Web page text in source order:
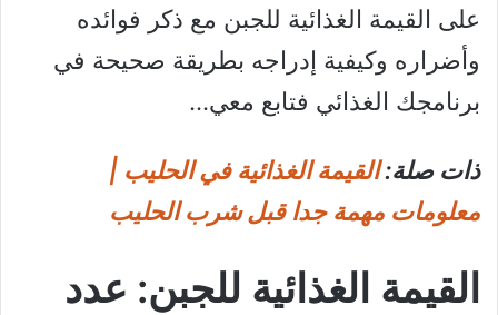
على القيمة الغذائية للجبن مع ذكر فوائده
وأضراره وكيفية إدراجه بطريقة صحيحة في
برنامجك الغذائي فتابع معي…
ذات صلة:القيمة الغذائية في الحليب |
معلومات مهمة جدا قبل شرب الحليب
القيمة الغذائية للجبن: عدد